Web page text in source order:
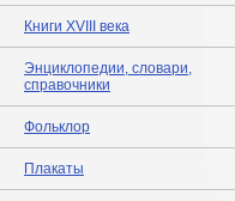
Книги XVIII века
Энциклопедии, словари,
справочники
Фольклор
Плакаты